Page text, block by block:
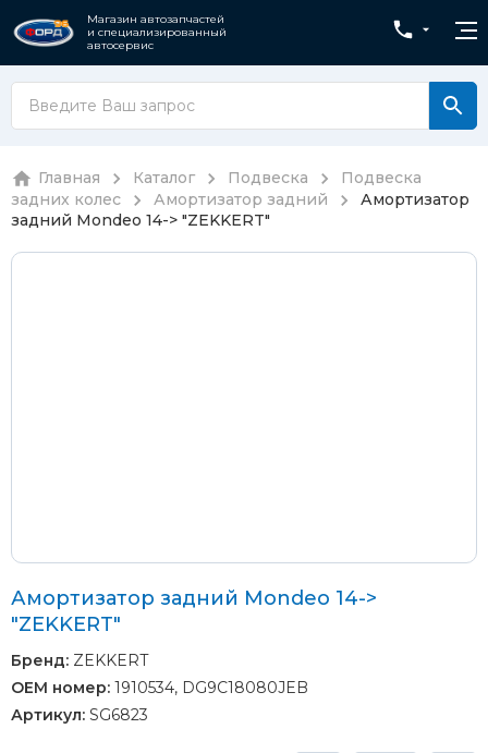
Магазин автозапчастей
и специализированный
автосервис
Главная Каталог Подвеска
Подвеска
задних колес
Амортизатор задний
Амортизатор
задний Mondeo 14-> "ZEKKERT"
Амортизатор задний Mondeo 14->
"ZEKKERT"
Бренд: ZEKKERT
OEM номер: 1910534, DG9C18080JEB
Артикул: SG6823